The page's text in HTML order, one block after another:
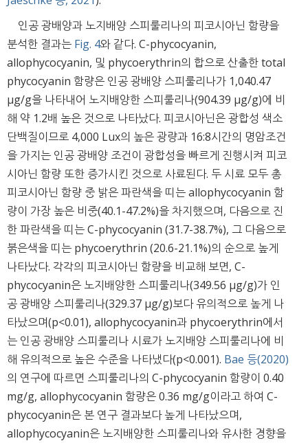
인공 광배양과 노지배양 스피룰리나의 피코시아닌 함량을
분석한 결과는 Fig. 4와 같다. C-phycocyanin,
allophycocyanin, 및 phycoerythrin의 합으로 산출한 total
phycocyanin 함량은 인공 광배양 스피룰리나가 1,040.47
μg/g을 나타내어 노지배양한 스피룰리나(904.39 μg/g)에 비
해 약 1.2배 높은 것으로 나타났다. 피코시아닌은 광합성 색소
단백질이므로 4,000 Lux의 높은 광량과 16:8시간의 명암조건
을 가지는 인공 광배양 조건이 광합성을 빠르게 진행시켜 피코
시아닌 함량 또한 증가시킨 것으로 사료된다. 두 시료 모두 총
피코시아닌 함량 중 밝은 파란색을 띠는 allophycocyanin 함
량이 가장 높은 비중(40.1-47.2%)을 차지했으며, 다음으로 진
한 파란색을 띠는 C-phycocyanin (31.7-38.7%), 그 다음으로
붉은색을 띠는 phycoerythrin (20.6-21.1%)의 순으로 높게
나타났다. 각각의 피코시아닌 함량을 비교해 보면, C-
phycocyanin은 노지배양한 스피룰리나(349.56 μg/g)가 인
공 광배양 스피룰리나(329.37 μg/g)보다 유의적으로 높게 나
타났으며(p<0.01), allophycocyanin과 phycoerythrin에서
는 인공 광배양 스피룰리나 시료가 노지배양 스피룰리나에 비
해 유의적으로 높은 수준을 나타냈다(p<0.001). Bae 등(2020)
의 연구에 따르면 스피룰리나의 C-phycocyanin 함량이 0.40
mg/g, allophycocyanin 함량은 0.36 mg/g이라고 하여 C-
phycocyanin은 본 연구 결과보다 높게 나타났으며,
allophycocyanin은 노지배양한 스피룰리나와 유사한 경향을